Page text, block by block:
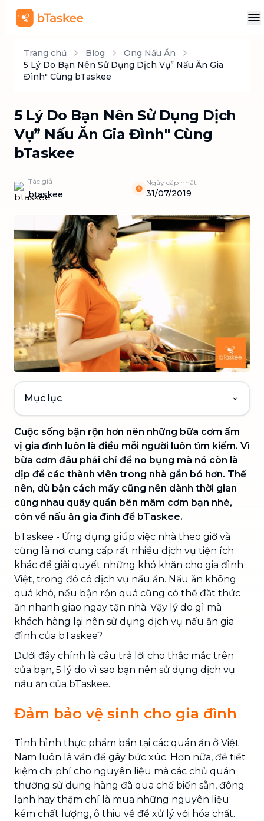
Trang chủ Blog
Ong Nấu Ăn
5 Lý Do Bạn Nên Sử Dụng Dịch Vụ” Nấu Ăn Gia
Đình" Cùng bTaskee
5 Lý Do Bạn Nên Sử Dụng Dịch
Vụ” Nấu Ăn Gia Đình" Cùng
bTaskee
Tác giả
btaskee
Ngày cập nhật
31/07/2019
Mục lục
Cuộc sống bận rộn hơn nên những bữa cơm ấm
vị gia đình luôn là điều mỗi người luôn tìm kiếm. Vì
bữa cơm đâu phải chỉ để no bụng mà nó còn là
dịp để các thành viên trong nhà gắn bó hơn. Thế
nên, dù bận cách mấy cũng nên dành thời gian
cùng nhau quây quần bên mâm cơm bạn nhé,
còn về nấu ăn gia đình để bTaskee.
bTaskee - Ứng dụng giúp việc nhà theo giờ và
cũng là nơi cung cấp rất nhiều dịch vụ tiện ích
khác để giải quyết những khó khăn cho gia đình
Việt, trong đó có dịch vụ nấu ăn. Nấu ăn không
quá khó, nếu bận rộn quá cũng có thể đặt thức
ăn nhanh giao ngay tận nhà. Vậy lý do gì mà
khách hàng lại nên sử dụng dịch vụ nấu ăn gia
đình của bTaskee?
Dưới đây chính là câu trả lời cho thắc mắc trên
của bạn, 5 lý do vì sao bạn nên sử dụng dịch vụ
nấu ăn của bTaskee.
Đảm bảo vệ sinh cho gia đình
Tình hình thực phẩm bẩn tại các quán ăn ở Việt
Nam luôn là vấn đề gây bức xúc. Hơn nữa, để tiết
kiệm chi phí cho nguyên liệu mà các chủ quán
thường sử dụng hàng đã qua chế biến sẵn, đông
lạnh hay thậm chí là mua những nguyên liệu
kém chất lượng, ô thiu về để xử lý với hóa chất.